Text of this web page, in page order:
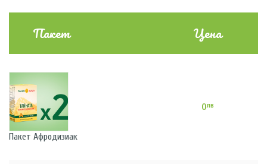
Пакет Цена
Пакет Афродизиак
0лв